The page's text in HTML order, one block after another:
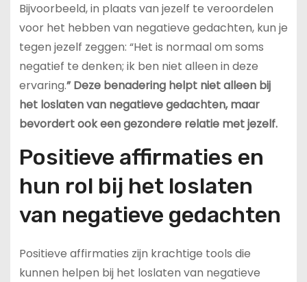
Bijvoorbeeld, in plaats van jezelf te veroordelen
voor het hebben van negatieve gedachten, kun je
tegen jezelf zeggen: “Het is normaal om soms
negatief te denken; ik ben niet alleen in deze
ervaring.” Deze benadering helpt niet alleen bij
het loslaten van negatieve gedachten, maar
bevordert ook een gezondere relatie met jezelf.
Positieve affirmaties en
hun rol bij het loslaten
van negatieve gedachten
Positieve affirmaties zijn krachtige tools die
kunnen helpen bij het loslaten van negatieve